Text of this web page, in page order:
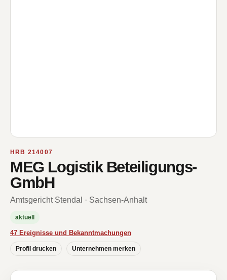
HRB 214007
MEG Logistik Beteiligungs-
GmbH
Amtsgericht Stendal · Sachsen-Anhalt
aktuell
47 Ereignisse und Bekanntmachungen
Profil drucken Unternehmen merken